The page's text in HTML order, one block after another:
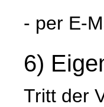
- per E-
6)
Tritt der